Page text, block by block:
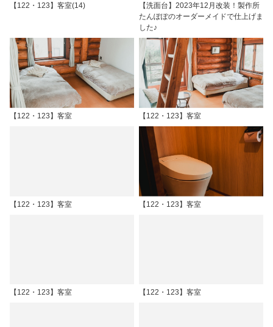
【122・123】客室(14)
【洗面台】2023年12月改装！製作所
たんぽぽのオーダーメイドで仕上げま
した♪
【122・123】客室 【122・123】客室
【122・123】客室 【122・123】客室
【122・123】客室 【122・123】客室